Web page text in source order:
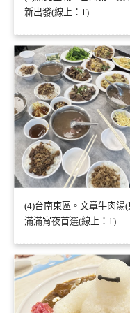
新出發(線上：1)
(4)台南東區。文章牛肉湯
滿滿宵夜首選(線上：1)